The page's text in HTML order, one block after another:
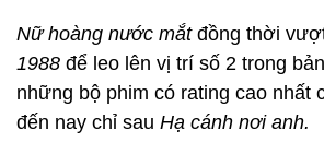
Nữ hoàng nước mắtđồng thời
1988 để leo lên vị trí số 2 trong
những bộ phim có rating cao nhất
đến nay chỉ sau Hạ cánh nơi anh.